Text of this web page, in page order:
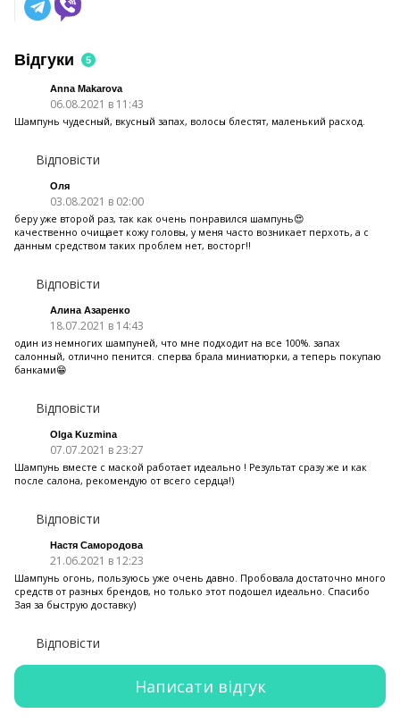
Відгуки 5
Anna Makarova
06.08.2021 в 11:43
Шампунь чудесный, вкусный запах, волосы блестят, маленький расход.
Відповісти
Оля
03.08.2021 в 02:00
беру уже второй раз, так как очень понравился шампунь😍
качественно очищает кожу головы, у меня часто возникает перхоть, а с
данным средством таких проблем нет, восторг!!
Відповісти
Алина Азаренко
18.07.2021 в 14:43
один из немногих шампуней, что мне подходит на все 100%. запах
салонный, отлично пенится. сперва брала миниатюрки, а теперь покупаю
банками😁
Відповісти
Olga Kuzmina
07.07.2021 в 23:27
Шампунь вместе с маской работает идеально ! Результат сразу же и как
после салона, рекомендую от всего сердца!)
Відповісти
Настя Самородова
21.06.2021 в 12:23
Шампунь огонь, пользуюсь уже очень давно. Пробовала достаточно много
средств от разных брендов, но только этот подошел идеально. Спасибо
Зая за быструю доставку)
Відповісти
Написати відгук